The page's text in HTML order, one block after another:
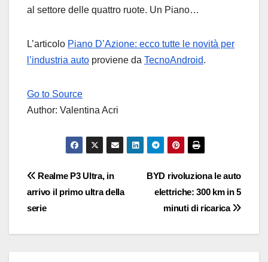
al settore delle quattro ruote. Un Piano…
L’articolo Piano D’Azione: ecco tutte le novità per
l’industria auto proviene da TecnoAndroid.
Go to Source
Author: Valentina Acri
Navigazione
articoli
BYD rivoluziona le auto
elettriche: 300 km in 5
minuti di ricarica
Realme P3 Ultra, in
arrivo il primo ultra della
serie